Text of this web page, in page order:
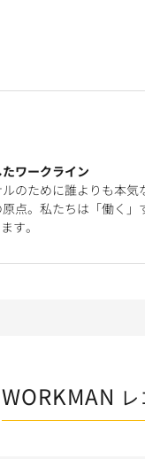
ワークライン
のために誰よりも本
点。私たちは「働く
す。
WORKMAN